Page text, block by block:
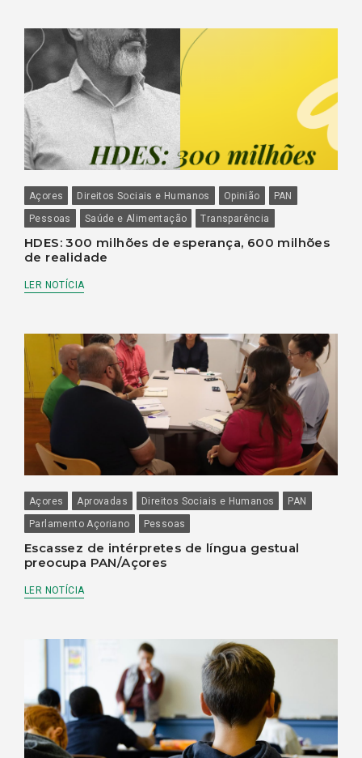
Açores Direitos Sociais e Humanos Opinião
PAN
Pessoas
Saúde e Alimentação Transparência
HDES: 300 milhões de esperança, 600 milhões
de realidade
LER NOTÍCIA
Açores Aprovadas Direitos Sociais e Humanos
PAN
Parlamento Açoriano
Pessoas
Escassez de intérpretes de língua gestual
preocupa PAN/Açores
LER NOTÍCIA